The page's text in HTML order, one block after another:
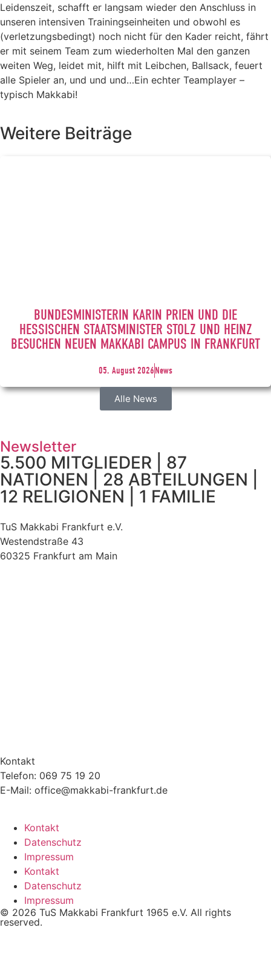
Leidenszeit, schafft er langsam wieder den Anschluss in
unseren intensiven Trainingseinheiten und obwohl es
(verletzungsbedingt) noch nicht für den Kader reicht, fährt
er mit seinem Team zum wiederholten Mal den ganzen
weiten Weg, leidet mit, hilft mit Leibchen, Ballsack, feuert
alle Spieler an, und und und…Ein echter Teamplayer –
typisch Makkabi!
Weitere Beiträge
BUNDESMINISTERIN KARIN PRIEN UND DIE
HESSISCHEN STAATSMINISTER STOLZ UND HEINZ
BESUCHEN NEUEN MAKKABI CAMPUS IN FRANKFURT
05. August 2026News
Alle News
Newsletter
5.500 MITGLIEDER | 87
NATIONEN | 28 ABTEILUNGEN |
12 RELIGIONEN | 1 FAMILIE
TuS Makkabi Frankfurt e.V.
Westendstraße 43
60325 Frankfurt am Main
Kontakt
Telefon: 069 75 19 20
E-Mail: office@makkabi-frankfurt.de
Kontakt
Datenschutz
Impressum
Kontakt
Datenschutz
Impressum
© 2026 TuS Makkabi Frankfurt 1965 e.V. All rights
reserved.